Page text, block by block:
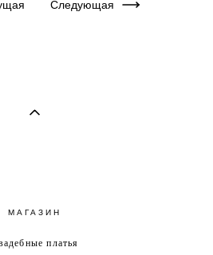
Следующая
МАГАЗИН
платья